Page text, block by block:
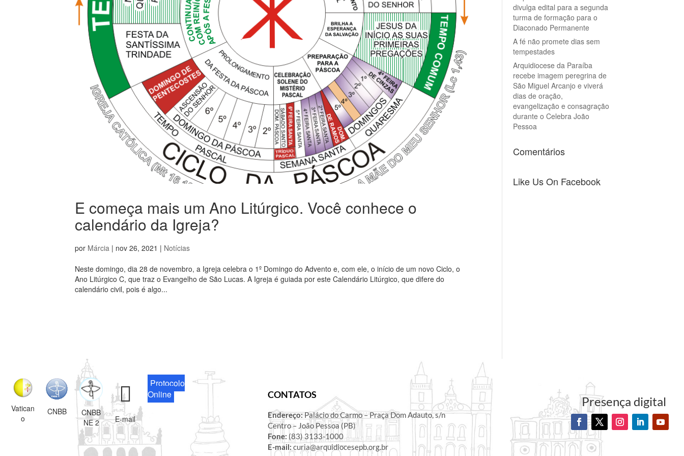
E começa mais um Ano Litúrgico. Você conhece o
calendário da Igreja?
por Márcia | nov 26, 2021 | Notícias
Neste domingo, dia 28 de novembro, a Igreja celebra o 1º Domingo do Advento e, com ele, o início de um novo Ciclo, o
Ano Litúrgico C, que traz o Evangelho de São Lucas. A Igreja é guiada por este Calendário Litúrgico, que difere do
calendário civil, pois é algo...
divulga edital para a segunda
turma de formação para o
Diaconado Permanente
A fé não promete dias sem
tempestades
Arquidiocese da Paraíba
recebe imagem peregrina de
São Miguel Arcanjo e viverá
dias de oração,
evangelização e consagração
durante o Celebra João
Pessoa
Comentários
Like Us On Facebook
Vatican
o
CNBB
CNBB
NE 2
E-mail
Protocolo
Online
CONTATOS
Endereço:Palácio do Carmo – Praça Dom Adauto, s/n
Centro – João Pessoa (PB)
Fone: (83) 3133-1000
E-mail: curia@arquidiocesepb.org.br
Presença digital